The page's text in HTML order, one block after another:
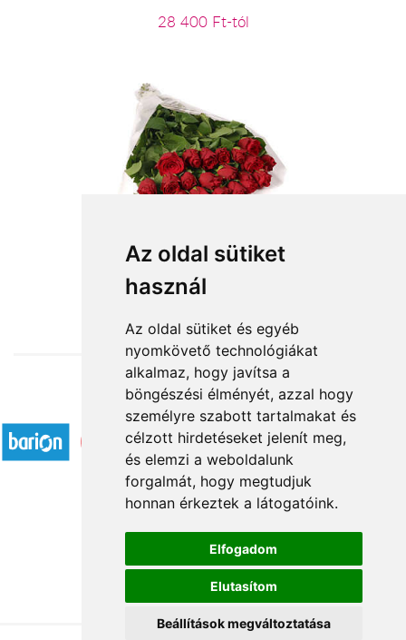
Az oldal sütiket
használ
Az oldal sütiket és egyéb
nyomkövető technológiákat
alkalmaz, hogy javítsa a
böngészési élményét, azzal hogy
személyre szabott tartalmakat és
célzott hirdetéseket jelenít meg,
és elemzi a weboldalunk
forgalmát, hogy megtudjuk
honnan érkeztek a látogatóink.
Elfogadom
Elutasítom
Beállítások megváltoztatása
28 400 Ft-tól
20 szál vörös rózsa
55 200 Ft-tól
Elfogadott fizetési módok
Á.SZ.F.
Impresszum
Adatkezelési tájékoztató